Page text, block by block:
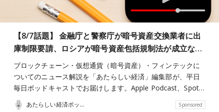
【8/7話題】 金融庁と警察庁が暗号資産交換業者に出
庫制限要請、ロシアが暗号資産包括規制法が成立な…
ブロックチェーン・仮想通貨（暗号資産）・フィンテックに
ついてのニュース解説を「あたらしい経済」編集部が、平日
毎日ポッドキャストでお届けします。Apple Podcast、Spot…
あたらしい経済ポッドキャスト Sponsored